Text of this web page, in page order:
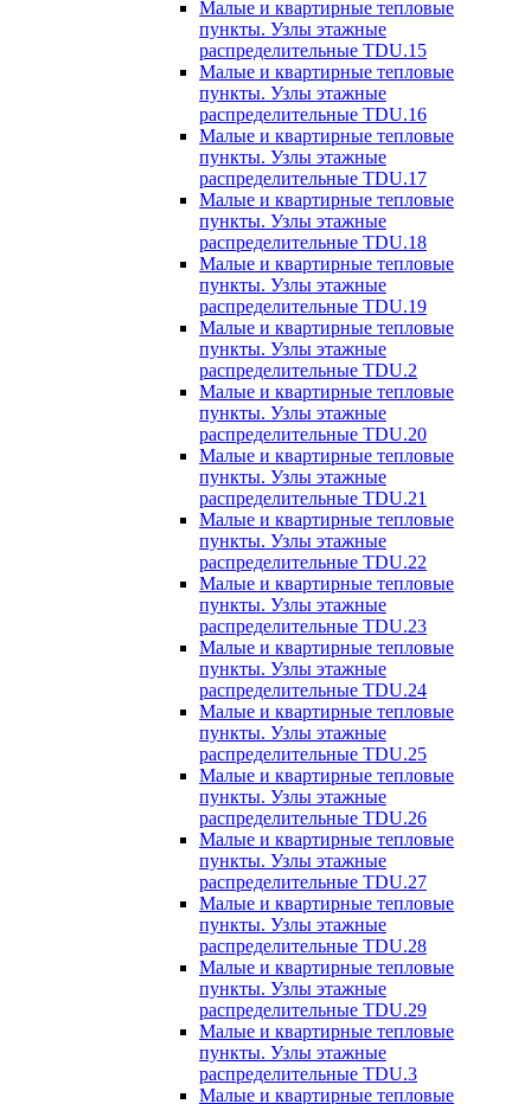
Малые и квартирные тепловые
пункты. Узлы этажные
распределительные TDU.15
Малые и квартирные тепловые
пункты. Узлы этажные
распределительные TDU.16
Малые и квартирные тепловые
пункты. Узлы этажные
распределительные TDU.17
Малые и квартирные тепловые
пункты. Узлы этажные
распределительные TDU.18
Малые и квартирные тепловые
пункты. Узлы этажные
распределительные TDU.19
Малые и квартирные тепловые
пункты. Узлы этажные
распределительные TDU.2
Малые и квартирные тепловые
пункты. Узлы этажные
распределительные TDU.20
Малые и квартирные тепловые
пункты. Узлы этажные
распределительные TDU.21
Малые и квартирные тепловые
пункты. Узлы этажные
распределительные TDU.22
Малые и квартирные тепловые
пункты. Узлы этажные
распределительные TDU.23
Малые и квартирные тепловые
пункты. Узлы этажные
распределительные TDU.24
Малые и квартирные тепловые
пункты. Узлы этажные
распределительные TDU.25
Малые и квартирные тепловые
пункты. Узлы этажные
распределительные TDU.26
Малые и квартирные тепловые
пункты. Узлы этажные
распределительные TDU.27
Малые и квартирные тепловые
пункты. Узлы этажные
распределительные TDU.28
Малые и квартирные тепловые
пункты. Узлы этажные
распределительные TDU.29
Малые и квартирные тепловые
пункты. Узлы этажные
распределительные TDU.3
Малые и квартирные тепловые